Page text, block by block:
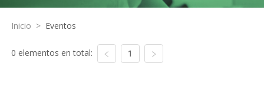
Inicio > Eventos
0 elementos en total: 1